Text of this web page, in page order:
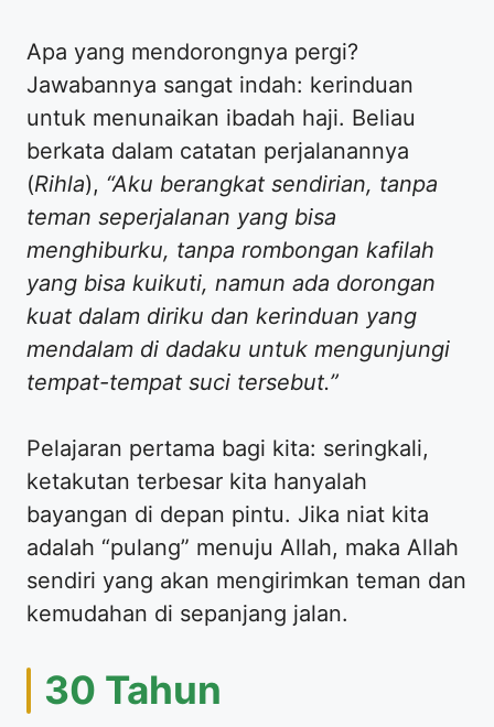
Apa yang mendorongnya pergi?
Jawabannya sangat indah: kerinduan
untuk menunaikan ibadah haji. Beliau
berkata dalam catatan perjalanannya
(Rihla), “Aku berangkat sendirian, tanpa
teman seperjalanan yang bisa
menghiburku, tanpa rombongan kafilah
yang bisa kuikuti, namun ada dorongan
kuat dalam diriku dan kerinduan yang
mendalam di dadaku untuk mengunjungi
tempat-tempat suci tersebut.”
Pelajaran pertama bagi kita: seringkali,
ketakutan terbesar kita hanyalah
bayangan di depan pintu. Jika niat kita
adalah “pulang” menuju Allah, maka Allah
sendiri yang akan mengirimkan teman dan
kemudahan di sepanjang jalan.
30 Tahun